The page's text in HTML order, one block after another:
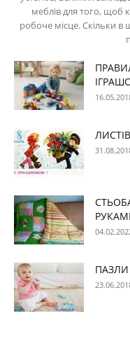
меблів для того, щоб
робоче місце. Скільки в